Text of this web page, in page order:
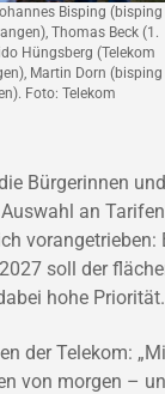
Bisping (bisping
Thomas Beck (1.
Hüngsberg (Telekom
Martin Dorn (bisping
Foto: Telekom
Bürgerinnen
an
soll der
hohe Priorität.
der Telekom:
von morgen –